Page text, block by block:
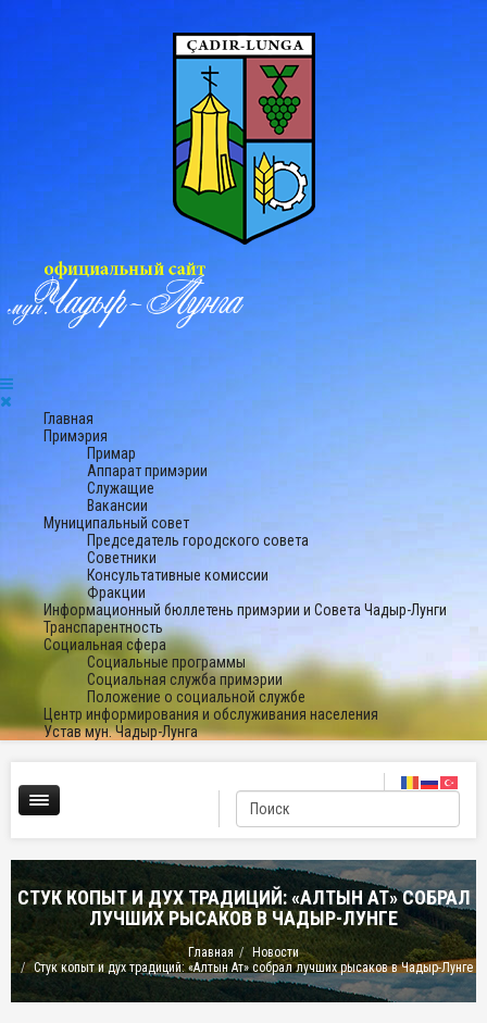
Главная
Примэрия
Примар
Аппарат примэрии
Служащие
Вакансии
Муниципальный совет
Председатель городского совета
Советники
Консультативные комиссии
Фракции
Информационный бюллетень примэрии и Совета Чадыр-Лунги
Транспарентность
Социальная сфера
Социальные программы
Социальная служба примэрии
Положение о социальной службе
Центр информирования и обслуживания населения
Устав мун. Чадыр-Лунга
СТУК КОПЫТ И ДУХ ТРАДИЦИЙ: «АЛТЫН АТ» СОБРАЛ
ЛУЧШИХ РЫСАКОВ В ЧАДЫР-ЛУНГЕ
Главная
Новости
Стук копыт и дух традиций: «Алтын Ат» собрал лучших рысаков в Чадыр-Лунге